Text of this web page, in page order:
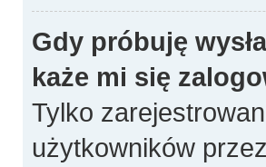
Gdy próbuję
każe mi się
Tylko
użytkowników